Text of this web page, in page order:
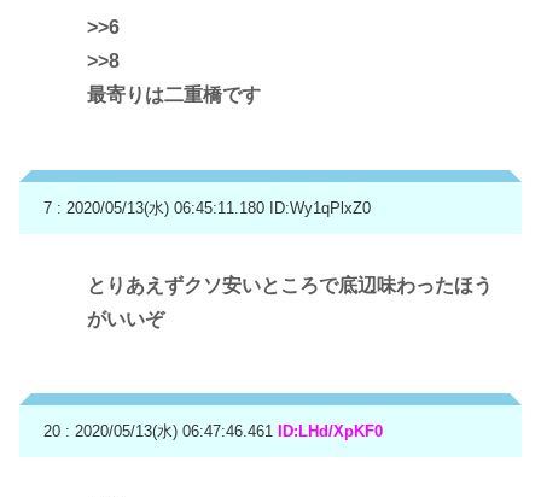
>>6
>>8
最寄りは二重橋です
7 : 2020/05/13(水) 06:45:11.180 ID:Wy1qPlxZ0
とりあえずクソ安いところで底辺味わったほう
がいいぞ
20 : 2020/05/13(水) 06:47:46.461 ID:LHd/XpKF0